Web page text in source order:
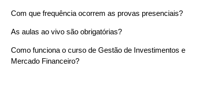
Com que frequência ocorrem as provas presenciais?
As aulas ao vivo são obrigatórias?
Como funciona o curso de Gestão de Investimentos e
Mercado Financeiro?